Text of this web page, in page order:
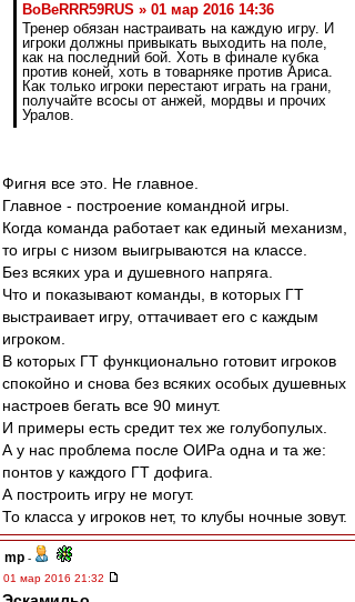
BoBeRRR59RUS » 01 мар 2016 14:36
Тренер обязан настраивать на каждую игру. И
игроки должны привыкать выходить на поле,
как на последний бой. Хоть в финале кубка
против коней, хоть в товарняке против Ариса.
Как только игроки перестают играть на грани,
получайте всосы от анжей, мордвы и прочих
Уралов.
Фигня все это. Не главное.
Главное - построение командной игры.
Когда команда работает как единый механизм,
то игры с низом выигрываются на классе.
Без всяких ура и душевного напряга.
Что и показывают команды, в которых ГТ
выстраивает игру, оттачивает его с каждым
игроком.
В которых ГТ функционально готовит игроков
спокойно и снова без всяких особых душевных
настроев бегать все 90 минут.
И примеры есть средит тех же голубопулых.
А у нас проблема после ОИРа одна и та же:
понтов у каждого ГТ дофига.
А построить игру не могут.
То класса у игроков нет, то клубы ночные зовут.
mp -
01 мар 2016 21:32